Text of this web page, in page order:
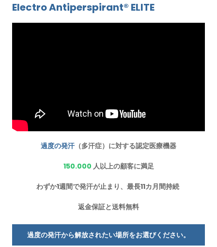
Electro Antiperspirant® ELITE
過度の発汗 （多汗症）に対する認定医療機器
150.000 人以上の顧客に満足
わずか1週間で発汗が止まり、最長11カ月間持続
返金保証と送料無料
過度の発汗から解放されたい場所をお選びください。